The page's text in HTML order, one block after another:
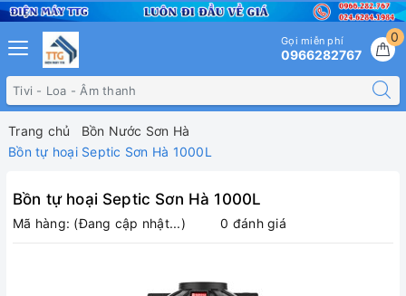
0
Gọi miễn phí
0966282767
Trang chủ
Bồn Nước Sơn Hà
Bồn tự hoại Septic Sơn Hà 1000L
Bồn tự hoại Septic Sơn Hà 1000L
Mã hàng: (Đang cập nhật...) 0 đánh giá